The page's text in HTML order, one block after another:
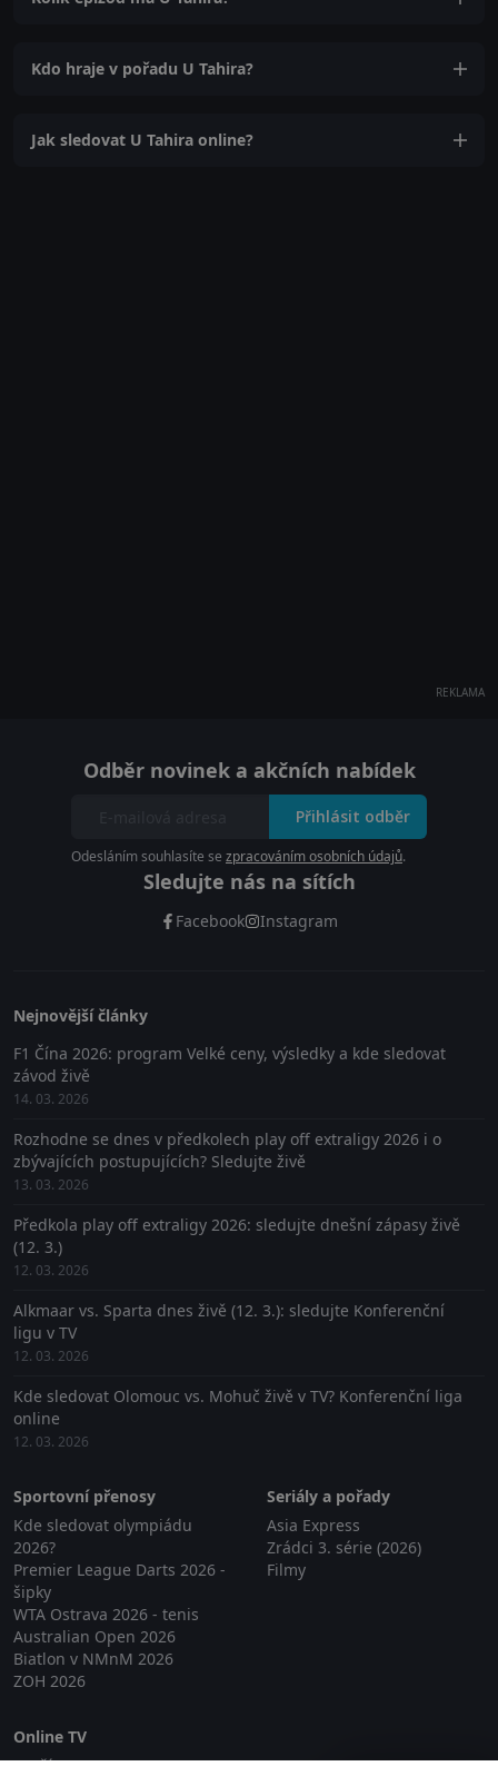
Kdo hraje v pořadu U Tahira?
Jak sledovat U Tahira online?
REKLAMA
Odběr novinek a akčních nabídek
Přihlásit odběr
Odesláním souhlasíte se zpracováním osobních údajů.
Sledujte nás na sítích
Facebook Instagram
Nejnovější články
F1 Čína 2026: program Velké ceny, výsledky a kde sledovat
závod živě
14. 03. 2026
Rozhodne se dnes v předkolech play off extraligy 2026 i o
zbývajících postupujících? Sledujte živě
13. 03. 2026
Předkola play off extraligy 2026: sledujte dnešní zápasy živě
(12. 3.)
12. 03. 2026
Alkmaar vs. Sparta dnes živě (12. 3.): sledujte Konferenční
ligu v TV
12. 03. 2026
Kde sledovat Olomouc vs. Mohuč živě v TV? Konferenční liga
online
12. 03. 2026
Sportovní přenosy
Kde sledovat olympiádu
2026?
Premier League Darts 2026 -
šipky
WTA Ostrava 2026 - tenis
Australian Open 2026
Biatlon v NMnM 2026
ZOH 2026
Seriály a pořady
Asia Express
Zrádci 3. série (2026)
Filmy
Online TV
Lepší.TV